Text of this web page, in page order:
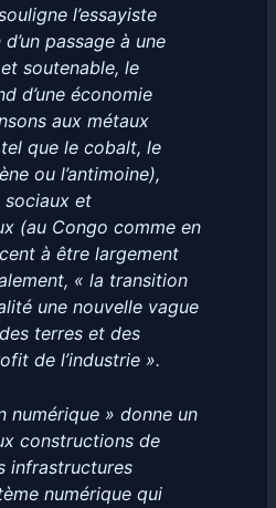
l’essayiste
passage à une
soutenable, le
d’une économie
aux métaux
que le cobalt, le
ou l’antimoine),
sociaux et
(au Congo comme en
à être largement
« la transition
une nouvelle vague
terres et des
de l’industrie ».
numérique » donne un
constructions de
infrastructures
numérique qui